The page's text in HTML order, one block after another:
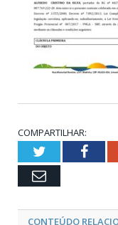
COMPARTILHAR:
Twitter
Email
CONTEÚDO